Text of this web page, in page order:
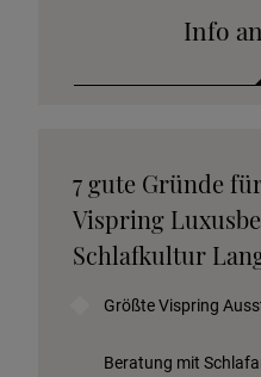
Info
Telefonische
7 gute Gründe
Vispring
Schlafkultur
Größte Vispring
Beratung mit